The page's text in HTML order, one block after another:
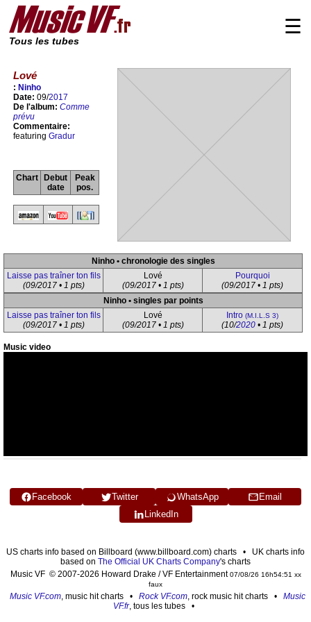
Tous les tubes
☰
Lové
: Ninho
Date: 09/2017
De l'album: Comme
prévu
Commentaire:
featuring Gradur
Chart
Debut
date
Peak
pos.
Ninho • chronologie des singles
Laisse pas traîner ton fils
(09/2017 • 1 pts)
Lové
(09/2017 • 1 pts)
Pourquoi
(09/2017 • 1 pts)
Ninho • singles par points
Laisse pas traîner ton fils
(09/2017 • 1 pts)
Lové
(09/2017 • 1 pts)
Intro (M.I.L.S 3)
(10/2020 • 1 pts)
Music video
Facebook Twitter WhatsApp
Email
LinkedIn
US charts info based on Billboard (www.billboard.com) charts • UK charts info
based on The Official UK Charts Company's charts
Music VF © 2007-2026 Howard Drake / VF Entertainment07/08/26 16h54:51 xx
faux
Music VF.com, music hit charts • Rock VF.com, rock music hit charts • Music
VF.fr, tous les tubes •